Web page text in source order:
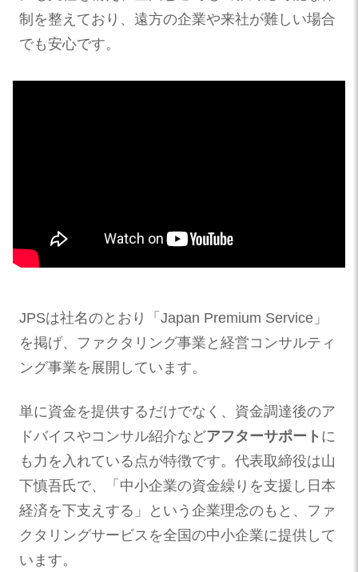
制を整えており、遠方の企業や来社が難しい場合
でも安心です。
JPSは社名のとおり「Japan Premium Service」
を掲げ、ファクタリング事業と経営コンサルティ
ング事業を展開しています。
単に資金を提供するだけでなく、資金調達後のア
ドバイスやコンサル紹介などアフターサポート に
も力を入れている点が特徴です。代表取締役は山
下慎吾氏で、「中小企業の資金繰りを支援し日本
経済を下支えする」という企業理念のもと、ファ
クタリングサービスを全国の中小企業に提供して
います。